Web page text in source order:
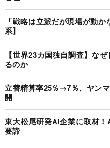
「戦略は立派だが現場が動
系】
【世界23カ国独自調査】な
るのか
立替精算率25％→7％、ヤン
開
東大松尾研発AI企業に取材
要諦